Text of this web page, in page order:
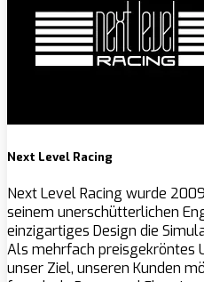
Next Level Racing
Next Level Racing wurde
seinem unerschütterlichen
einzigartiges Design die
Als mehrfach preisgekröntes
unser Ziel, unseren Kunden